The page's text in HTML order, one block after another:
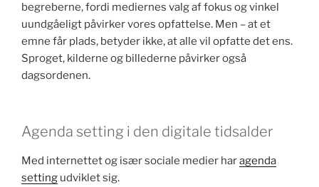
begreberne, fordi mediernes valg af fokus og vinkel
uundgåeligt påvirker vores opfattelse. Men – at et
emne får plads, betyder ikke, at alle vil opfatte det ens.
Sproget, kilderne og billederne påvirker også
dagsordenen.
Agenda setting i den digitale tidsalder
Med internettet og især sociale medier haragenda
setting udviklet sig.